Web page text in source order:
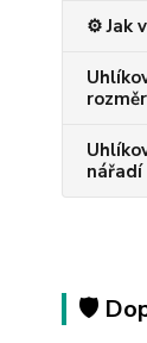
⚙️ Jak
nářadí
🛡️